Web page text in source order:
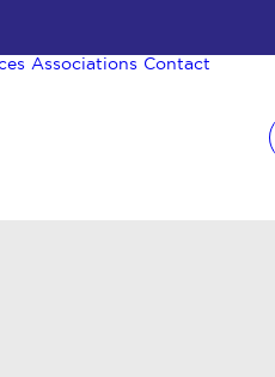
Associations Contact